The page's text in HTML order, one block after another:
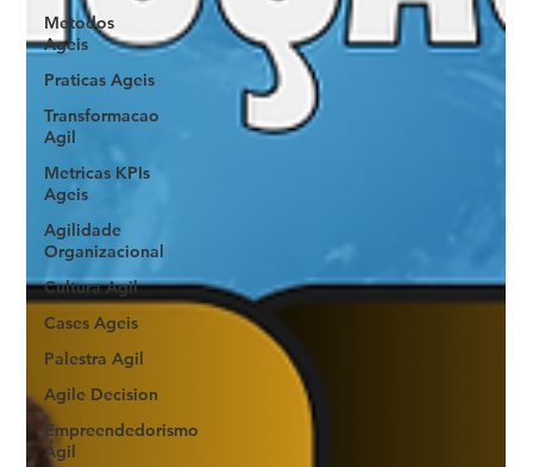
Metodos
Ageis
Praticas Ageis
Transformacao
Agil
Metricas KPIs
Ageis
Agilidade
Organizacional
Cultura Agil
Cases Ageis
Palestra Agil
Agile Decision
Empreendedorismo
Ágil